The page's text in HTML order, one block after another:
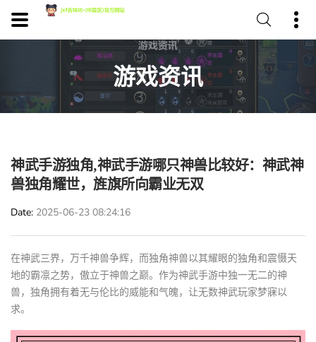
游戏资讯
神武手游独角,神武手游哪只神兽比较好：神武神
兽独角耀世，旌旗所向霸业无双
Date 2025-06-23 08:24:16
在神武三界，万千神兽争辉，而独角神兽以其耀眼的独角和震慑天
地的霸凛之势，傲立于神兽之巅。作为神武手游中独一无二的神
兽，独角拥有着无与伦比的威能和气魄，让无数神武玩家梦寐以
求。